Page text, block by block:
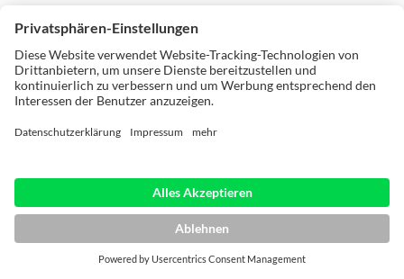
Dieser Energiesparmodus ist eine automatische Standby-Schaltung,
die alle Antriebe außer Betrieb setzt, sobald kein Werkstück in die
Maschine eingegeben wird. Die Motoren entsprechen der neuen
Energieeffizienzklasse IE2. Wird auch über einen längeren Zeitraum
kein Werkstück eingegeben, so wird auch die Heizung der
dann keine Energie mehr.
betriebsbereit. Hier wird Energieeffizienz auf höchstem Niveau
praktiziert.